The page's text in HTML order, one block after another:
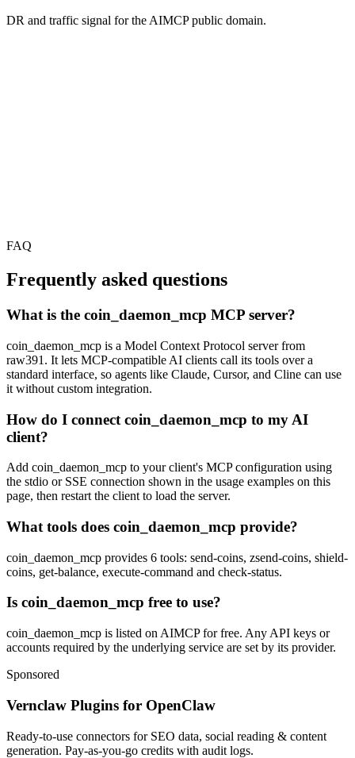
DR and traffic signal for the AIMCP public domain.
FAQ
Frequently asked questions
What is the coin_daemon_mcp MCP server?
coin_daemon_mcp is a Model Context Protocol server from
raw391. It lets MCP-compatible AI clients call its tools over a
standard interface, so agents like Claude, Cursor, and Cline can use
it without custom integration.
How do I connect coin_daemon_mcp to my AI
client?
Add coin_daemon_mcp to your client's MCP configuration using
the stdio or SSE connection shown in the usage examples on this
page, then restart the client to load the server.
What tools does coin_daemon_mcp provide?
coin_daemon_mcp provides 6 tools: send-coins, zsend-coins, shield-
coins, get-balance, execute-command and check-status.
Is coin_daemon_mcp free to use?
coin_daemon_mcp is listed on AIMCP for free. Any API keys or
accounts required by the underlying service are set by its provider.
Sponsored
Vernclaw Plugins for OpenClaw
Ready-to-use connectors for SEO data, social reading & content
generation. Pay-as-you-go credits with audit logs.